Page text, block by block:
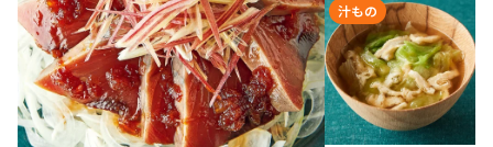
汁もの